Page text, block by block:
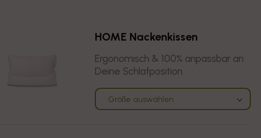
HOME Nackenkissen
Ergonomisch & 100% anpassbar an
Deine Schlafposition
Größe auswählen